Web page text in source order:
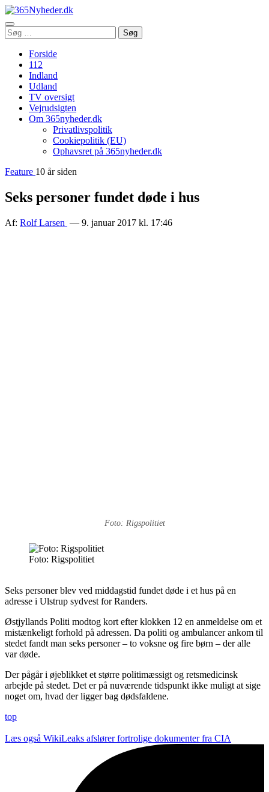
Åbn
menu
Søg
efter:
Søg
Forside
112
Indland
Udland
TV oversigt
Vejrudsigten
Om 365nyheder.dk
Privatlivspolitik
Cookiepolitik (EU)
Ophavsret på 365nyheder.dk
Feature 10 år siden
Seks personer fundet døde i hus
Af: Rolf Larsen — 9. januar 2017 kl. 17:46
Foto: Rigspolitiet
Foto: Rigspolitiet
Seks personer blev ved middagstid fundet døde i et hus på en
adresse i Ulstrup sydvest for Randers.
Østjyllands Politi modtog kort efter klokken 12 en anmeldelse om et
mistænkeligt forhold på adressen. Da politi og ambulancer ankom til
stedet fandt man seks personer – to voksne og fire børn – der alle
var døde.
Der pågår i øjeblikket et større politimæssigt og retsmedicinsk
arbejde på stedet. Det er på nuværende tidspunkt ikke muligt at sige
noget om, hvad der ligger bag dødsfaldene.
top
Læs også WikiLeaks afslører fortrolige dokumenter fra CIA